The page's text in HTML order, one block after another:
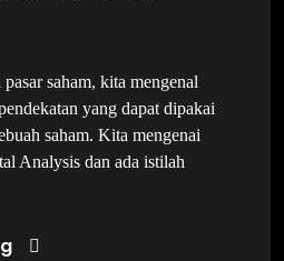
saham, kita mengenal
yang dapat dipakai
saham. Kita mengenai
Analysis dan ada istilah